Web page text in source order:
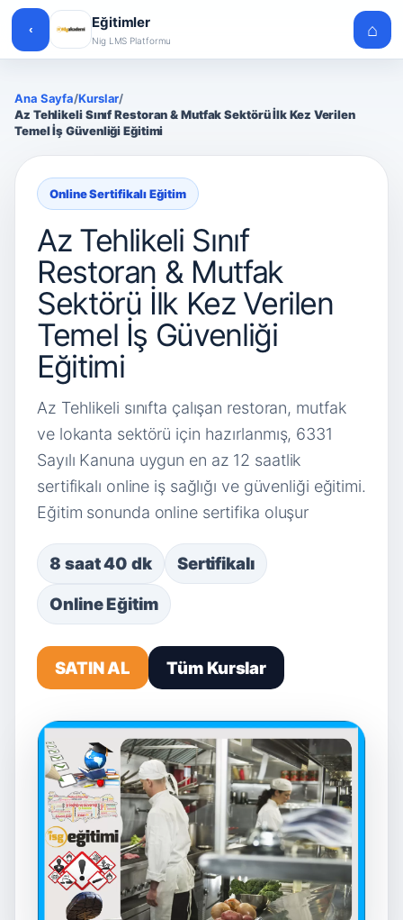
Ana Sayfa/Kurslar/
Az Tehlikeli Sınıf Restoran & Mutfak Sektörü İlk Kez Verilen
Temel İş Güvenliği Eğitimi
Online Sertifikalı Eğitim
Az Tehlikeli Sınıf
Restoran & Mutfak
Sektörü İlk Kez Verilen
Temel İş Güvenliği
Eğitimi
Az Tehlikeli sınıfta çalışan restoran, mutfak
ve lokanta sektörü için hazırlanmış, 6331
Sayılı Kanuna uygun en az 12 saatlik
sertifikalı online iş sağlığı ve güvenliği eğitimi.
Eğitim sonunda online sertifika oluşur
8 saat 40 dk Sertifikalı
Online Eğitim
SATIN AL Tüm Kurslar
‹ Eğitimler
Nig LMS Platformu ⌂